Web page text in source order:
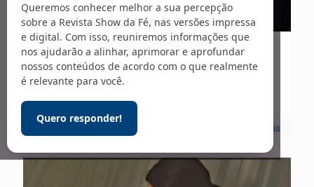
Queremos conhecer melhor a sua percepção
sobre a Revista Show da Fé, nas versões impressa
e digital. Com isso, reuniremos informações que
nos ajudarão a alinhar, aprimorar e aprofundar
nossos conteúdos de acordo com o que realmente
é relevante para você.
Quero responder!
16/10/2024
“Alta hospitalar”
Leia mais